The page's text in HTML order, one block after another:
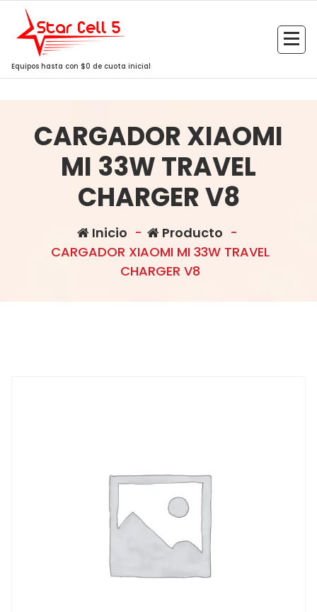
Saltar
contenido
Equipos hasta con $0 de cuota inicial
CARGADOR XIAOMI
MI 33W TRAVEL
CHARGER V8
Inicio - Producto -
CARGADOR XIAOMI MI 33W TRAVEL
CHARGER V8